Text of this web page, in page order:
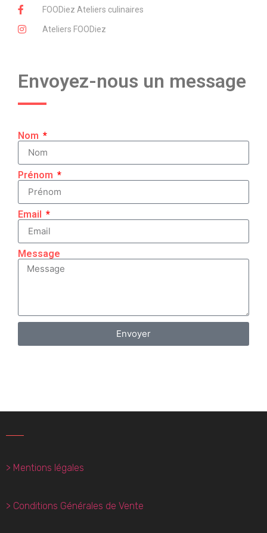
FOODiez Ateliers culinaires
Ateliers FOODiez
Envoyez-nous un message
Nom
Prénom
Email
Message
Envoyer
> Mentions légales
> Conditions Générales de Vente